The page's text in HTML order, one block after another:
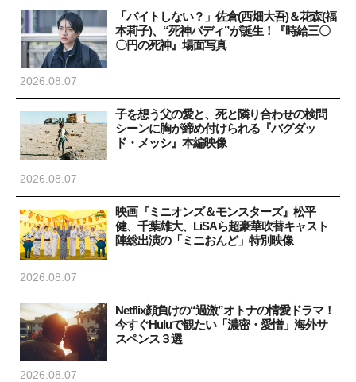
「バイトしない？」佐倉(西畑大吾)＆花森(福
本莉子)、“死神バディ”が誕生！『時給三〇
〇円の死神』場面写真
2026.08.07
子を想う父の愛と、死と隣り合わせの検問
シーンに胸が締め付けられる『バグダッ
ド・メッシ』本編映像
2026.08.07
映画『ミニオンズ＆モンスターズ』松平
健、千葉雄大、LiSAら超豪華吹替キャスト
陣総出演の「ミニおんど」特別映像
2026.08.07
Netflix顔負けの“過激”オトナの情愛ドラマ！
今すぐHuluで観たい「濃密・愛憎」海外サ
スペンス３選
2026.08.07